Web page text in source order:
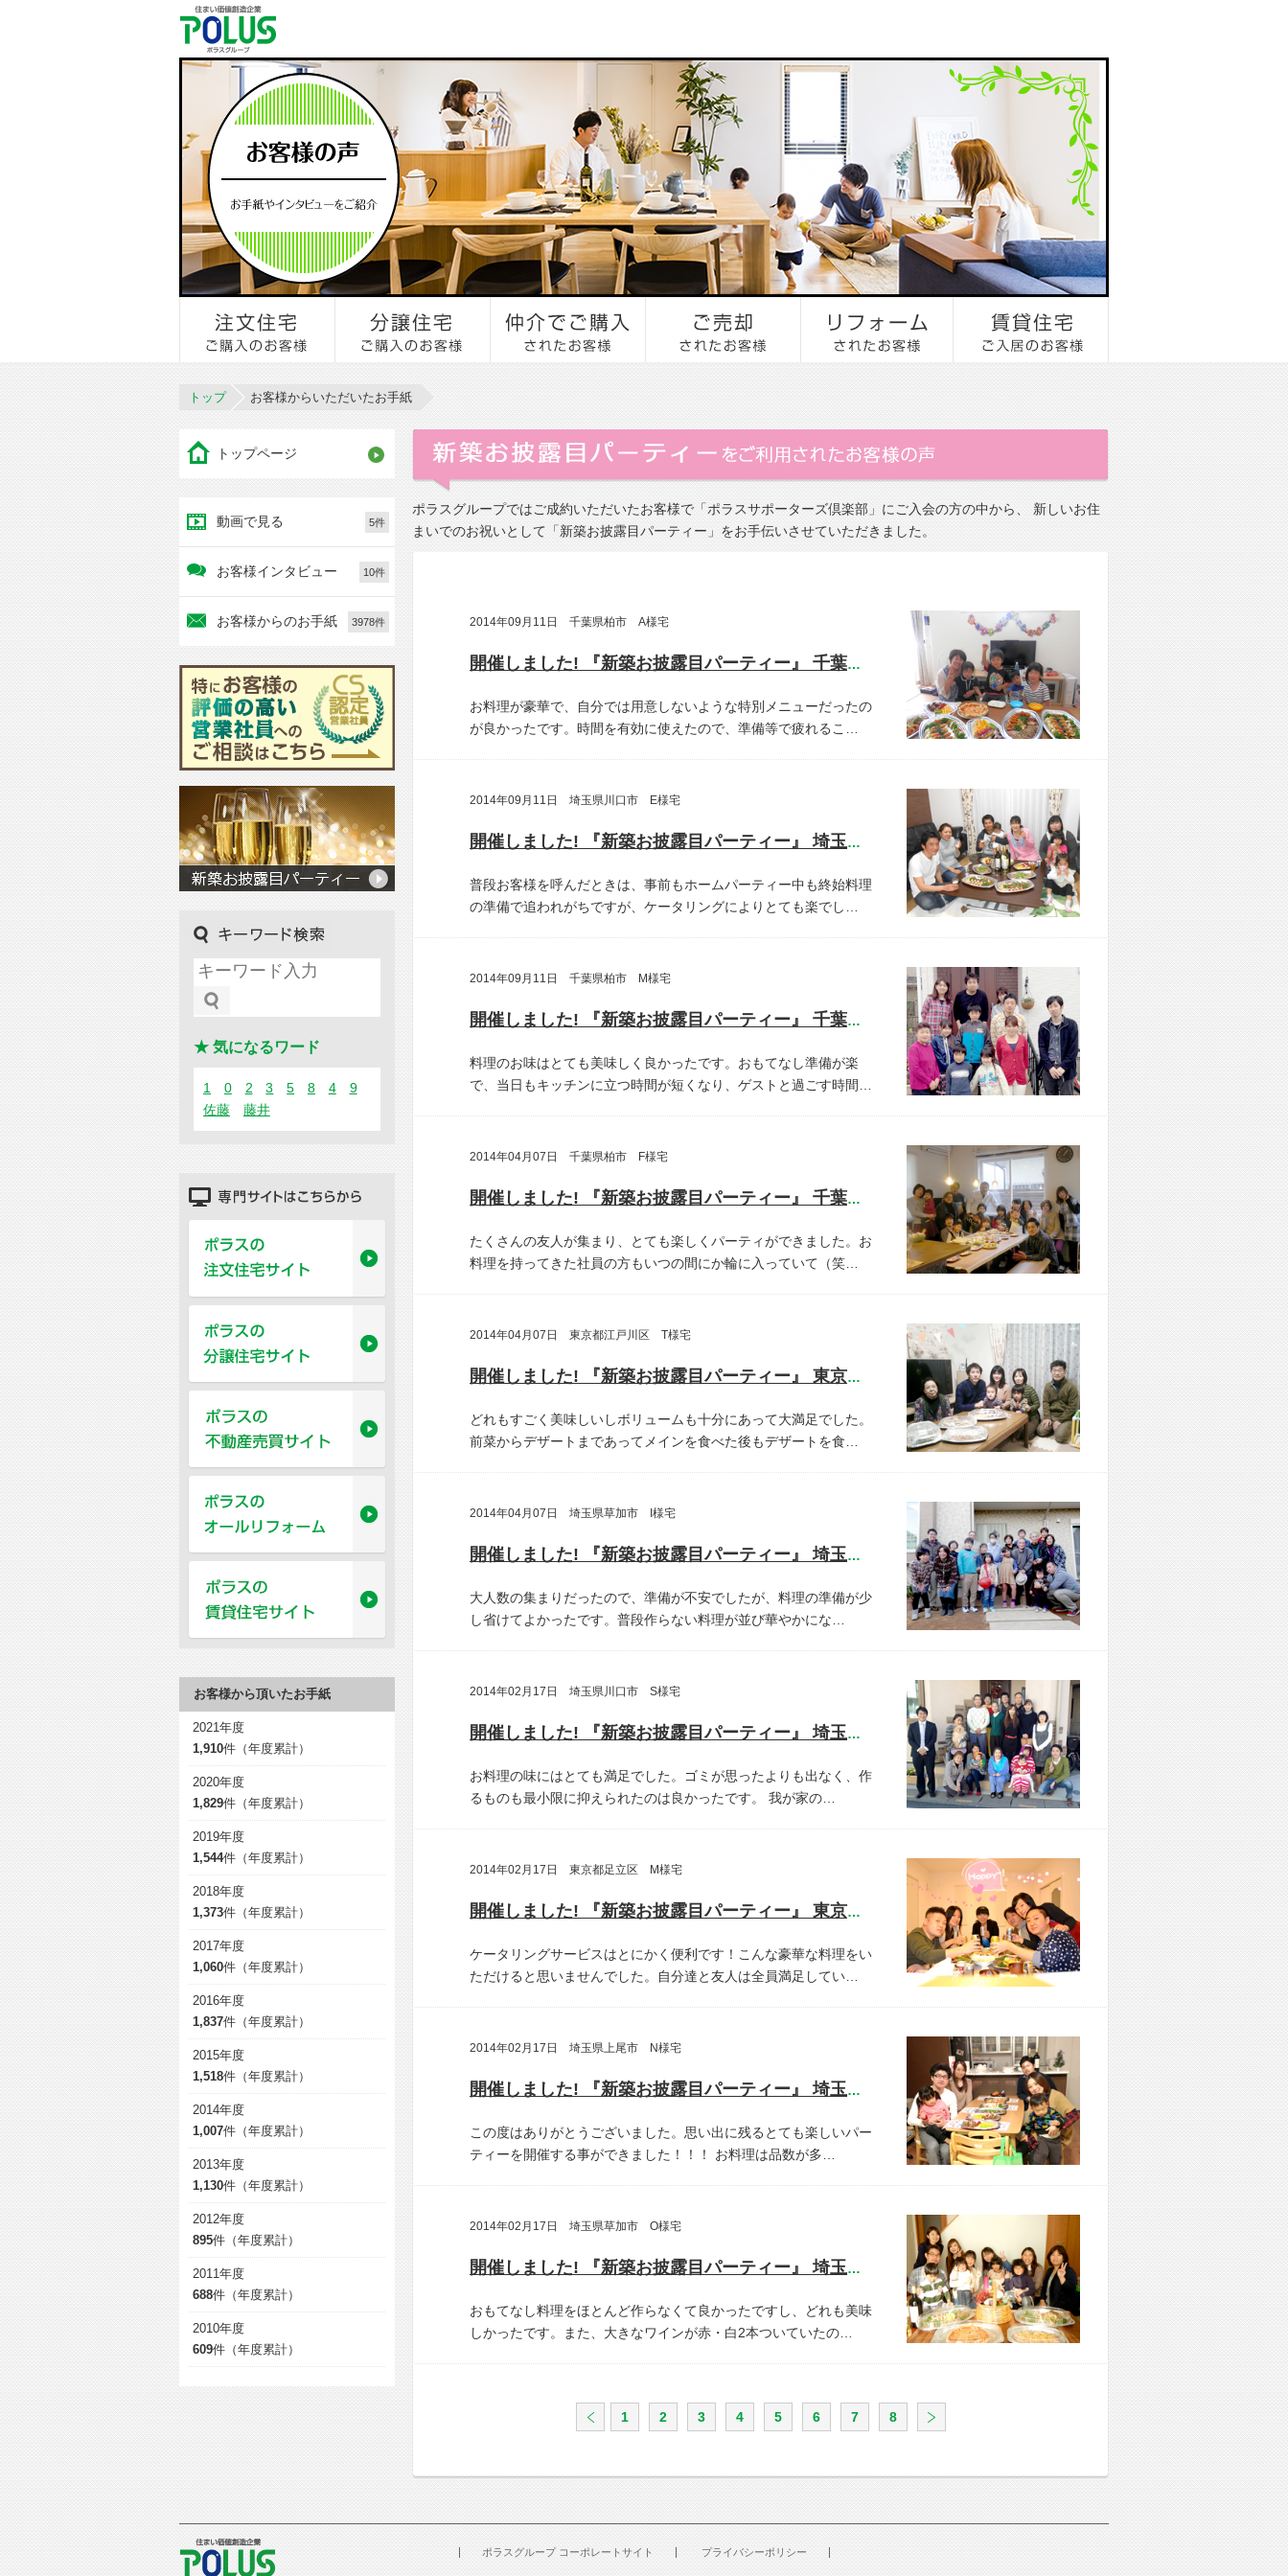
トップ お客様からいただいたお手紙
ポラスグループではご成約いただいたお客様で「ポラスサポーターズ倶楽部」にご入会の方の中から、 新しいお住
まいでのお祝いとして「新築お披露目パーティー」をお手伝いさせていただきました。
2014年09月11日 千葉県柏市 A様宅
開催しました! 『新築お披露目パーティー』 千葉県柏市 A様宅
お料理が豪華で、自分では用意しないような特別メニューだったの
が良かったです。時間を有効に使えたので、準備等で疲れるこ…
2014年09月11日 埼玉県川口市 E様宅
開催しました! 『新築お披露目パーティー』 埼玉県川口市 E様宅
普段お客様を呼んだときは、事前もホームパーティー中も終始料理
の準備で追われがちですが、ケータリングによりとても楽でし…
2014年09月11日 千葉県柏市 M様宅
開催しました! 『新築お披露目パーティー』 千葉県柏市 M様宅
料理のお味はとても美味しく良かったです。おもてなし準備が楽
で、当日もキッチンに立つ時間が短くなり、ゲストと過ごす時間…
2014年04月07日 千葉県柏市 F様宅
開催しました! 『新築お披露目パーティー』 千葉県柏市 F様宅
たくさんの友人が集まり、とても楽しくパーティができました。お
料理を持ってきた社員の方もいつの間にか輪に入っていて（笑…
2014年04月07日 東京都江戸川区 T様宅
開催しました! 『新築お披露目パーティー』 東京都江戸川区 T様宅
どれもすごく美味しいしボリュームも十分にあって大満足でした。
前菜からデザートまであってメインを食べた後もデザートを食…
2014年04月07日 埼玉県草加市 I様宅
開催しました! 『新築お披露目パーティー』 埼玉県草加市 I様宅
大人数の集まりだったので、準備が不安でしたが、料理の準備が少
し省けてよかったです。普段作らない料理が並び華やかにな…
2014年02月17日 埼玉県川口市 S様宅
開催しました! 『新築お披露目パーティー』 埼玉県川口市 S様宅
お料理の味にはとても満足でした。ゴミが思ったよりも出なく、作
るものも最小限に抑えられたのは良かったです。
我が家の…
2014年02月17日 東京都足立区 M様宅
開催しました! 『新築お披露目パーティー』 東京都足立区 M様宅
ケータリングサービスはとにかく便利です！こんな豪華な料理をい
ただけると思いませんでした。自分達と友人は全員満足してい…
2014年02月17日 埼玉県上尾市 N様宅
開催しました! 『新築お披露目パーティー』 埼玉県上尾市 N様宅
この度はありがとうございました。思い出に残るとても楽しいパー
ティーを開催する事ができました！！！
お料理は品数が多…
2014年02月17日 埼玉県草加市 O様宅
開催しました! 『新築お披露目パーティー』 埼玉県草加市 O様宅
おもてなし料理をほとんど作らなくて良かったですし、どれも美味
しかったです。また、大きなワインが赤・白2本ついていたの…
1 2 3 4 5 6 7 8
トップページ
動画で見る 5件
お客様インタビュー 10件
お客様からのお手紙 3978件
★ 気になるワード
1 0 2 3 5 8 4
9
佐藤
藤井
お客様から頂いたお手紙
2021年度
1,910件（年度累計）
2020年度
1,829件（年度累計）
2019年度
1,544件（年度累計）
2018年度
1,373件（年度累計）
2017年度
1,060件（年度累計）
2016年度
1,837件（年度累計）
2015年度
1,518件（年度累計）
2014年度
1,007件（年度累計）
2013年度
1,130件（年度累計）
2012年度
895件（年度累計）
2011年度
688件（年度累計）
2010年度
609件（年度累計）
ポラスグループ コーポレートサイト
プライバシーポリシー